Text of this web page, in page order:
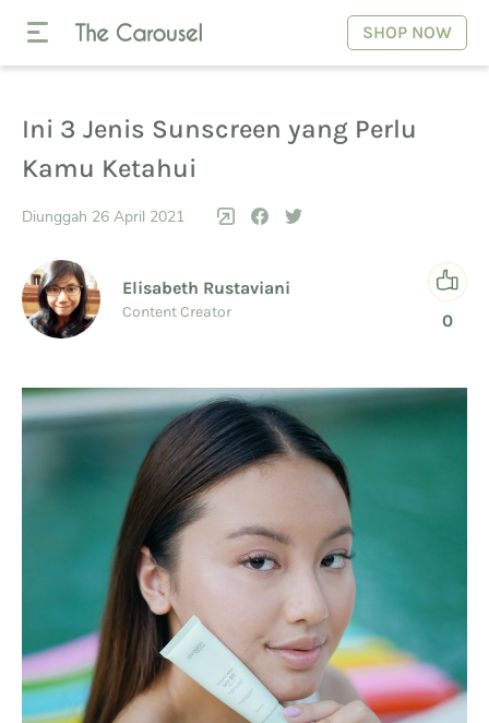
SHOP NOW
Ini 3 Jenis Sunscreen yang Perlu
Kamu Ketahui
Diunggah 26 April 2021
Elisabeth Rustaviani
Content Creator 0